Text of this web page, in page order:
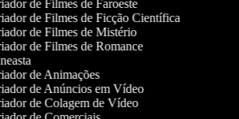
de Filmes de Faroeste
de Filmes de Ficção Científica
de Filmes de Mistério
de Filmes de Romance
de Animações
de Anúncios em Vídeo
de Colagem de Vídeo